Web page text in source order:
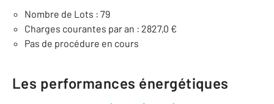
Nombre de Lots : 79
Charges courantes par an : 2827,0 €
Pas de procédure en cours
Les performances énergétiques